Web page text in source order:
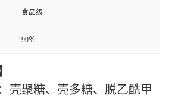
食品级
99％
壳聚糖、壳多糖、脱乙酰甲